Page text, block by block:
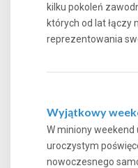
kilku pokoleń
których od lat łączy
reprezentowania
Wyjątkowy
W miniony weekend
uroczystym
nowoczesnego